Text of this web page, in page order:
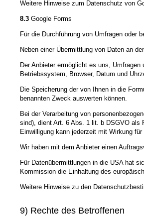
Weitere Hinweise zum Datenschutz von
8.3 Google Forms
Für die Durchführung von Umfragen oder
Neben einer Übermittlung von Daten an
Der Anbieter ermöglicht es uns,
Betriebssystem, Browser, Datum und
Die Speicherung der von Ihnen in die
benannten Zweck auswerten können.
Bei der Verarbeitung von
sind), dient Art. 6 Abs. 1 lit. b DSGVO als
Einwilligung kann jederzeit mit Wirkung für
Wir haben mit dem Anbieter einen
Für Datenübermittlungen in die USA hat
Kommission die Einhaltung des
Weitere Hinweise zu den
9) Rechte des Betroffenen